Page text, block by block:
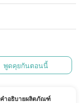
พูดคุยกันตอนนี้
คำอธิบายผลิตภัณฑ์